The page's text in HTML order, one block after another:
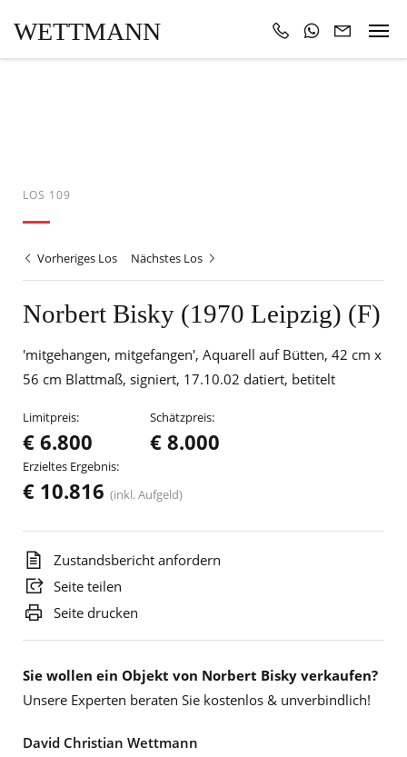
WETTMANN
LOS 109
Vorheriges Los Nächstes Los
Norbert Bisky (1970 Leipzig) (F)
'mitgehangen, mitgefangen', Aquarell auf Bütten, 42 cm x
56 cm Blattmaß, signiert, 17.10.02 datiert, betitelt
Limitpreis:
€ 6.800
Schätzpreis:
€ 8.000
Erzieltes Ergebnis:
€ 10.816 (inkl. Aufgeld)
Zustandsbericht anfordern
Seite teilen
Seite drucken
Sie wollen ein Objekt von Norbert Bisky verkaufen?
Unsere Experten beraten Sie kostenlos & unverbindlich!
David Christian Wettmann